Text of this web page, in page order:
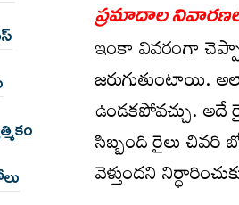
ప్రమాదాల
ఇంకా వివరంగా
జరుగుతుంటాయి.
ఉండకపోవచ్చు. అదే
సిబ్బంది రైలు చివరి
వెళ్తుందని